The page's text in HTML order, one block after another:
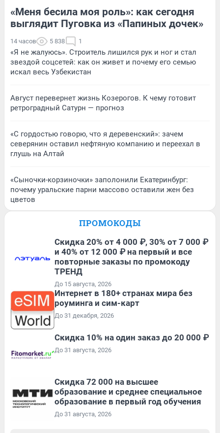
«Меня бесила моя роль»: как сегодня
выглядит Пуговка из «Папиных дочек»
14 часов 5 838 1
«Я не жалуюсь». Строитель лишился рук и ног и стал
звездой соцсетей: как он живет и почему его семью
искал весь Узбекистан
Август перевернет жизнь Козерогов. К чему готовит
ретроградный Сатурн — прогноз
«С гордостью говорю, что я деревенский»: зачем
северянин оставил нефтяную компанию и переехал в
глушь на Алтай
«Сыночки-корзиночки» заполонили Екатеринбург:
почему уральские парни массово оставили жен без
цветов
ПРОМОКОДЫ
Скидка 20% от 4 000 ₽, 30% от 7 000 ₽
и 40% от 12 000 ₽ на первый и все
повторные заказы по промокоду
ТРЕНД
До 15 августа, 2026
Интернет в 180+ странах мира без
роуминга и сим-карт
До 31 декабря, 2026
Скидка 10% на один заказ до 20 000 ₽
До 31 августа, 2026
Скидка 72 000 на высшее
образование и среднее специальное
образование в первый год обучения
До 31 августа, 2026